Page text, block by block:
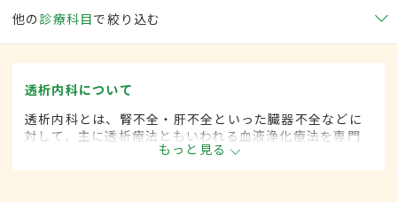
他の 診療科目で絞り込む
透析内科について
透析内科とは、腎不全・肝不全といった臓器不全などに
対して、主に透析療法ともいわれる血液浄化療法を専門
的に取り扱う内科の一領域です。
もっと見る